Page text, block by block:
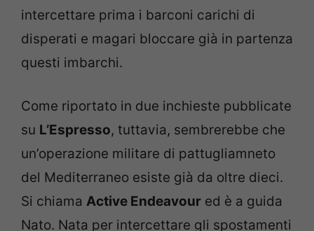
intercettare prima i barconi carichi di
disperati e magari bloccare già in partenza
questi imbarchi.
Come riportato in due inchieste pubblicate
su L’Espresso, tuttavia, sembrerebbe che
un’operazione militare di pattugliamneto
del Mediterraneo esiste già da oltre dieci.
Si chiama Active Endeavour ed è a guida
Nato. Nata per intercettare gli spostamenti